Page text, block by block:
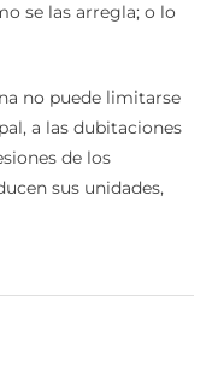
se las arregla; o lo
no puede limitarse
a las dubitaciones
de los
sus unidades,